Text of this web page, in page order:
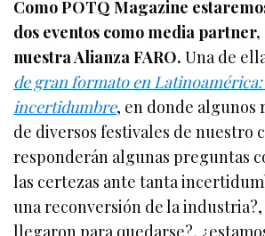
Como POTQ Magazine
dos eventos como media partner,
nuestra Alianza FARO. Una de
de gran formato en Latinoamérica:
incertidumbre, en donde algunos
de diversos festivales de nuestro
responderán algunas preguntas
las certezas ante tanta
una reconversión de la industria?,